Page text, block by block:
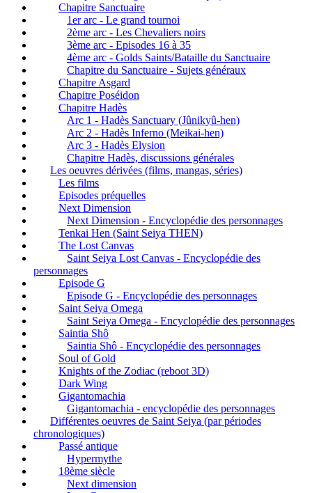
Chapitre Sanctuaire
1er arc - Le grand tournoi
2ème arc - Les Chevaliers noirs
3ème arc - Episodes 16 à 35
4ème arc - Golds Saints/Bataille du Sanctuaire
Chapitre du Sanctuaire - Sujets généraux
Chapitre Asgard
Chapitre Poséidon
Chapitre Hadès
Arc 1 - Hadès Sanctuary (Jûnikyû-hen)
Arc 2 - Hadès Inferno (Meikai-hen)
Arc 3 - Hadès Elysion
Chapitre Hadès, discussions générales
Les oeuvres dérivées (films, mangas, séries)
Les films
Episodes préquelles
Next Dimension
Next Dimension - Encyclopédie des personnages
Tenkai Hen (Saint Seiya THEN)
The Lost Canvas
Saint Seiya Lost Canvas - Encyclopédie des
personnages
Episode G
Episode G - Encyclopédie des personnages
Saint Seiya Omega
Saint Seiya Omega - Encyclopédie des personnages
Saintia Shô
Saintia Shô - Encyclopédie des personnages
Soul of Gold
Knights of the Zodiac (reboot 3D)
Dark Wing
Gigantomachia
Gigantomachia - encyclopédie des personnages
Différentes oeuvres de Saint Seiya (par périodes
chronologiques)
Passé antique
Hypermythe
18ème siècle
Next dimension